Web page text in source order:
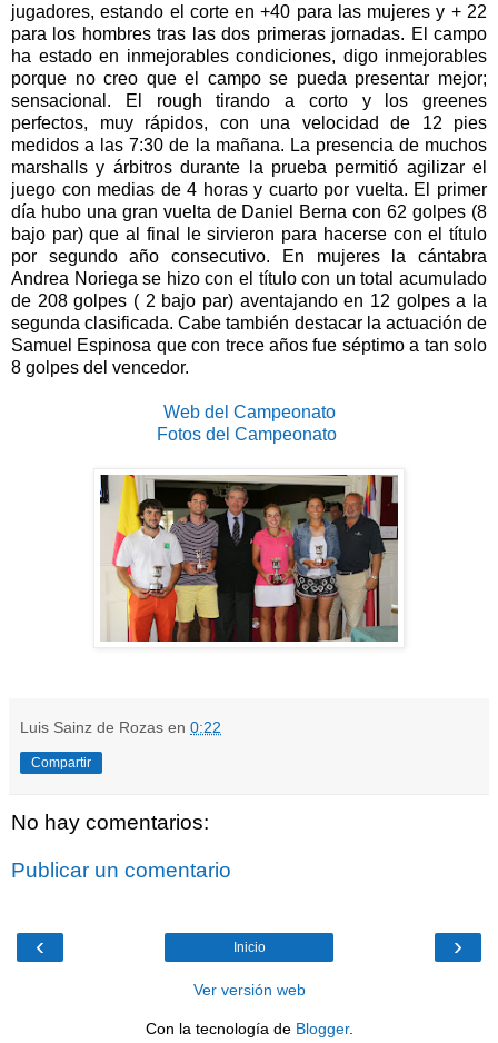
jugadores, estando el corte en +40 para las mujeres y + 22
para los hombres tras las dos primeras jornadas. El campo
ha estado en inmejorables condiciones, digo inmejorables
porque no creo que el campo se pueda presentar mejor;
sensacional. El rough tirando a corto y los greenes
perfectos, muy rápidos, con una velocidad de 12 pies
medidos a las 7:30 de la mañana. La presencia de muchos
marshalls y árbitros durante la prueba permitió agilizar el
juego con medias de 4 horas y cuarto por vuelta. El primer
día hubo una gran vuelta de Daniel Berna con 62 golpes (8
bajo par) que al final le sirvieron para hacerse con el título
por segundo año consecutivo. En mujeres la cántabra
Andrea Noriega se hizo con el título con un total acumulado
de 208 golpes ( 2 bajo par) aventajando en 12 golpes a la
segunda clasificada. Cabe también destacar la actuación de
Samuel Espinosa que con trece años fue séptimo a tan solo
8 golpes del vencedor.
Web del Campeonato
Fotos del Campeonato
Luis Sainz de Rozas en 0:22
Compartir
No hay comentarios:
Publicar un comentario
‹ ›
Inicio
Ver versión web
Con la tecnología de Blogger.